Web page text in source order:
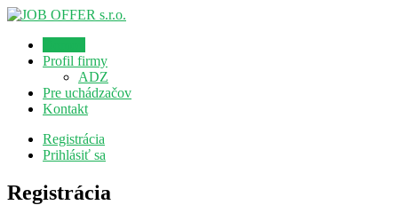
Profil firmy
ADZ
Pre uchádzačov
Kontakt
Registrácia
Prihlásiť sa
Registrácia